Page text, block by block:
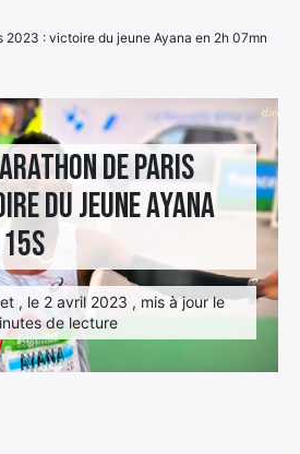
de Paris
du jeune Ayana
, le 2 avril 2023 , mis à jour le
de lecture
2023 : victoire du jeune Ayana en 2h 07mn
de
menu
de
menu
de
menu